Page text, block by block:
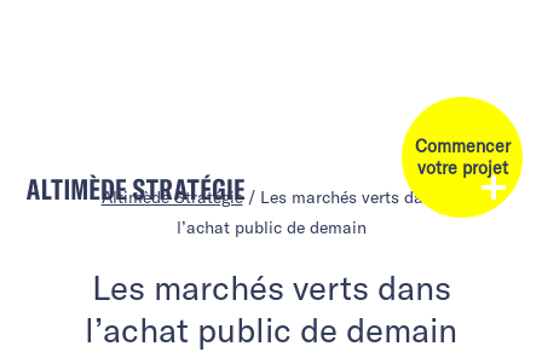
Commencer
votre projet
Altimède Stratégie/ Les marchés verts dans
l’achat public de demain
Les marchés verts dans
l’achat public de demain